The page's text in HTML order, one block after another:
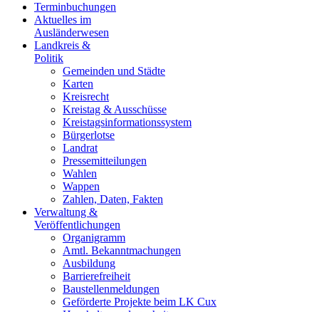
Terminbuchungen
Aktuelles im
Ausländerwesen
Landkreis &
Politik
Gemeinden und Städte
Karten
Kreisrecht
Kreistag & Ausschüsse
Kreistagsinformationssystem
Bürgerlotse
Landrat
Pressemitteilungen
Wahlen
Wappen
Zahlen, Daten, Fakten
Verwaltung &
Veröffentlichungen
Organigramm
Amtl. Bekanntmachungen
Ausbildung
Barrierefreiheit
Baustellenmeldungen
Geförderte Projekte beim LK Cux